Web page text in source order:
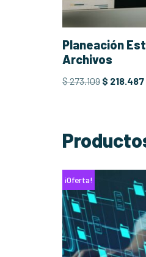
Planeación
Archivos
$273.109 $ 218.487
¡Oferta!